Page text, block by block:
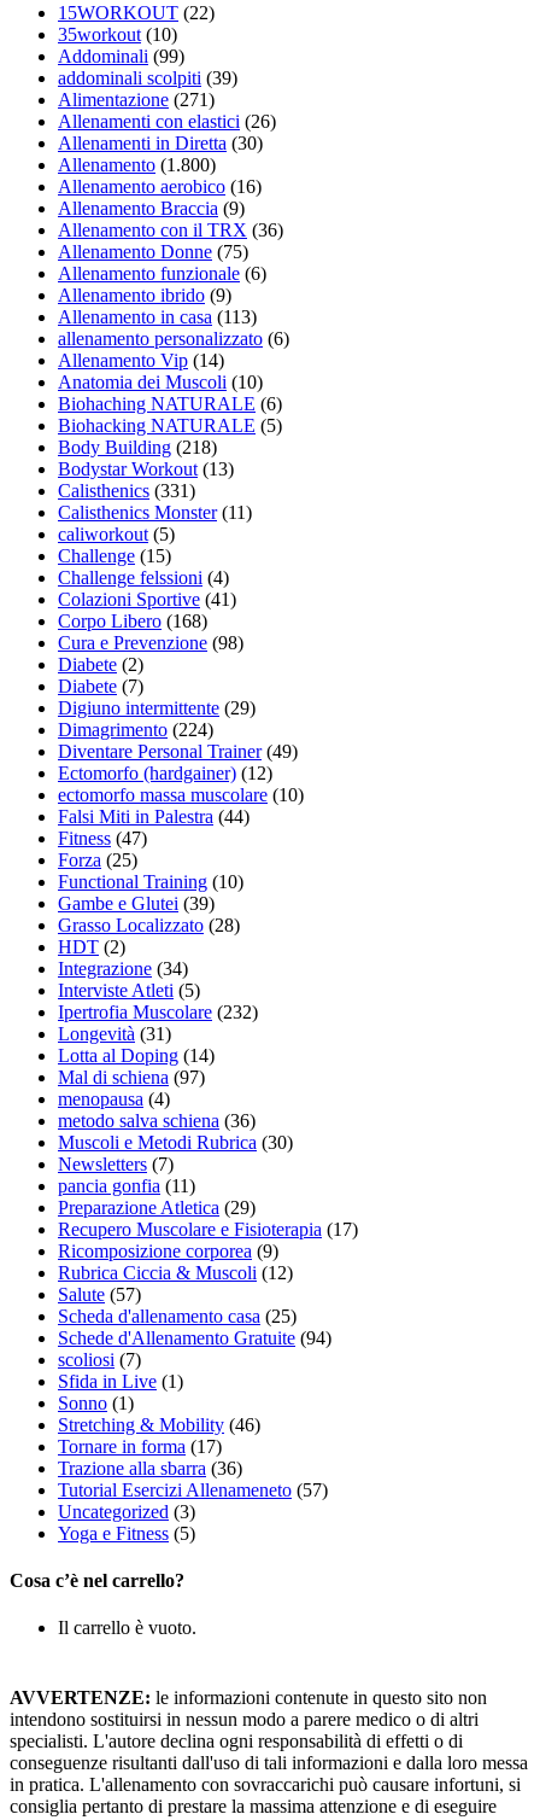
15WORKOUT (22)
35workout (10)
Addominali (99)
addominali scolpiti (39)
Alimentazione (271)
Allenamenti con elastici (26)
Allenamenti in Diretta (30)
Allenamento (1.800)
Allenamento aerobico (16)
Allenamento Braccia (9)
Allenamento con il TRX (36)
Allenamento Donne (75)
Allenamento funzionale (6)
Allenamento ibrido (9)
Allenamento in casa (113)
allenamento personalizzato (6)
Allenamento Vip (14)
Anatomia dei Muscoli (10)
Biohaching NATURALE (6)
Biohacking NATURALE (5)
Body Building (218)
Bodystar Workout (13)
Calisthenics (331)
Calisthenics Monster(11)
caliworkout (5)
Challenge (15)
Challenge felssioni (4)
Colazioni Sportive (41)
Corpo Libero (168)
Cura e Prevenzione (98)
Diabete (2)
Diabete (7)
Digiuno intermittente (29)
Dimagrimento (224)
Diventare Personal Trainer(49)
Ectomorfo (hardgainer) (12)
ectomorfo massa muscolare (10)
Falsi Miti in Palestra (44)
Fitness (47)
Forza (25)
Functional Training (10)
Gambe e Glutei (39)
Grasso Localizzato (28)
HDT (2)
Integrazione (34)
Interviste Atleti (5)
Ipertrofia Muscolare (232)
Longevità (31)
Lotta al Doping (14)
Mal di schiena (97)
menopausa (4)
metodo salva schiena (36)
Muscoli e Metodi Rubrica (30)
Newsletters (7)
pancia gonfia (11)
Preparazione Atletica (29)
Recupero Muscolare e Fisioterapia (17)
Ricomposizione corporea (9)
Rubrica Ciccia & Muscoli (12)
Salute (57)
Scheda d'allenamento casa (25)
Schede d'Allenamento Gratuite (94)
scoliosi (7)
Sfida in Live (1)
Sonno (1)
Stretching & Mobility (46)
Tornare in forma (17)
Trazione alla sbarra (36)
Tutorial Esercizi Allenameneto (57)
Uncategorized (3)
Yoga e Fitness (5)
Cosa c’è nel carrello?
Il carrello è vuoto.
AVVERTENZE: le informazioni contenute in questo sito non
intendono sostituirsi in nessun modo a parere medico o di altri
specialisti. L'autore declina ogni responsabilità di effetti o di
conseguenze risultanti dall'uso di tali informazioni e dalla loro messa
in pratica. L'allenamento con sovraccarichi può causare infortuni, si
consiglia pertanto di prestare la massima attenzione e di eseguire